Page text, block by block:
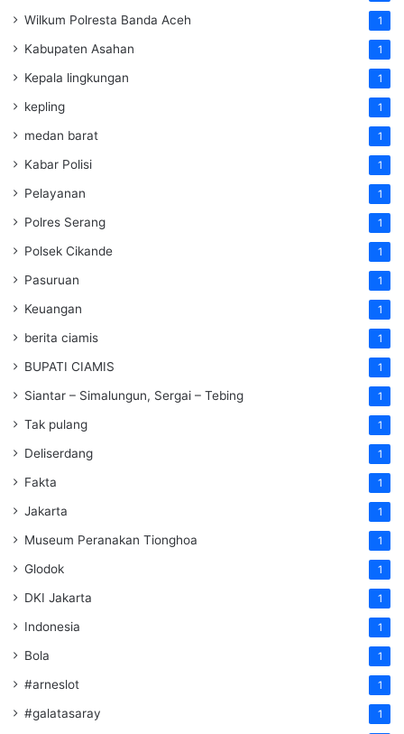
Wilkum Polresta Banda Aceh 1
Kabupaten Asahan 1
Kepala lingkungan 1
kepling 1
medan barat 1
Kabar Polisi 1
Pelayanan 1
Polres Serang 1
Polsek Cikande 1
Pasuruan 1
Keuangan 1
berita ciamis 1
BUPATI CIAMIS 1
Siantar – Simalungun, Sergai – Tebing 1
Tak pulang 1
Deliserdang 1
Fakta 1
Jakarta 1
Museum Peranakan Tionghoa 1
Glodok 1
DKI Jakarta 1
Indonesia 1
Bola 1
#arneslot 1
#galatasaray 1